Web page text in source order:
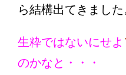
ら結構出てきました
生粋ではないにせよ
のかなと・・・